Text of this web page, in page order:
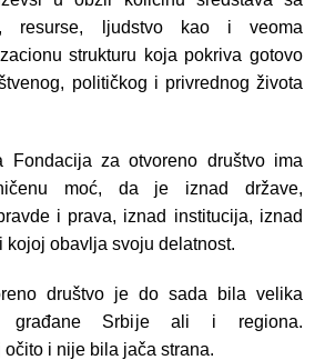
resurse, ljudstvo kao i veoma
strukturu koja pokriva gotovo
političkog i privrednog života
Fondacija za otvoreno društvo ima
moć, da je iznad države,
i prava, iznad institucija, iznad
kojoj obavlja svoju delatnost.
društvo je do sada bila velika
građane Srbije ali i regiona.
i nije bila jača strana.